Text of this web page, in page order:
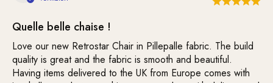
Quelle belle chaise !
Love our new Retrostar Chair in Pillepalle fabric. The build
quality is great and the fabric is smooth and beautiful.
Having items delivered to the UK from Europe comes with